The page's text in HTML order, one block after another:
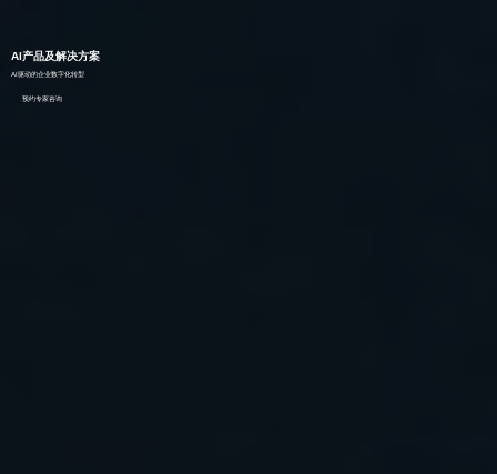
AI产品及解决方案
AI驱动的企业数字化转型
预约专家咨询